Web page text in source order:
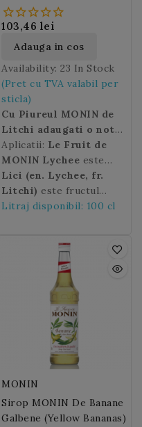
Lychee) 100 Cl
103,46 lei
Adauga in cos
Availability: 23 In Stock
(Pret cu TVA valabil per
sticla)
Cu Piureul MONIN de
Litchi adaugati o nota
racoritoare si exotica,
cu delicate note
florale, cocktailurilor
si deserturilor dvs.
Aplicatii: Le Fruit de
MONIN Lychee este
ideal pentru a va
personaliza cocktailurile
clasice
sau Caipirinha.
Lici (en. Lychee, fr.
Litchi) este fructul
pomului fructifer exotic
fructului lici este putin
mai mare decat cea a
unei cirese, are coaja roz
aspra. Interiorul
ascunde un
miez alb foarte suculent
si un sambure. Lici
fruct de masa, in
prajituri si sucuri.
Litraj disponibil: 100 cl
MONIN
Sirop MONIN De Banane
Galbene (Yellow Bananas)